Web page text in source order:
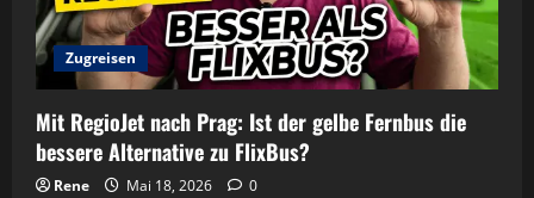
Zugreisen
Mit RegioJet nach Prag: Ist der gelbe Fernbus die
bessere Alternative zu FlixBus?
Rene Mai 18, 2026 0